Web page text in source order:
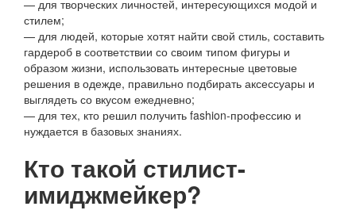
— для творческих личностей, интересующихся модой и
стилем;
— для людей, которые хотят найти свой стиль, составить
гардероб в соответствии со своим типом фигуры и
образом жизни, использовать интересные цветовые
решения в одежде, правильно подбирать аксессуары и
выглядеть со вкусом ежедневно;
— для тех, кто решил получить fashion-профессию и
нуждается в базовых знаниях.
Кто такой стилист-
имиджмейкер?